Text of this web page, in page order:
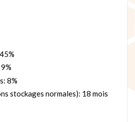
8%
stockages normales): 18 mois